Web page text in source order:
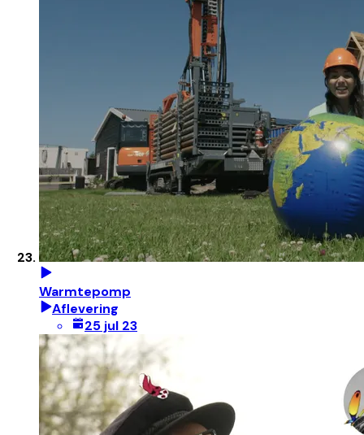
Warmtepomp
Aflevering
25 jul 23